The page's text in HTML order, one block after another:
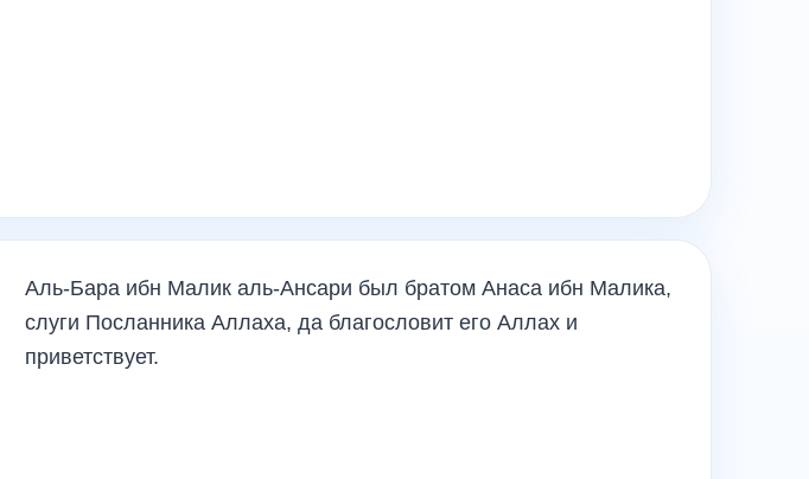
Аль-Бара ибн Малик аль-Ансари был братом Анаса ибн Малика,
слуги Посланника Аллаха, да благословит его Аллах и
приветствует.